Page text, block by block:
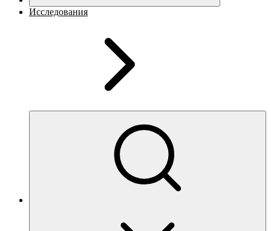
Исследования